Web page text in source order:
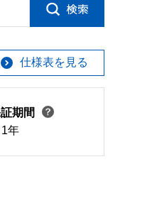
仕様表を見る
期間
1年